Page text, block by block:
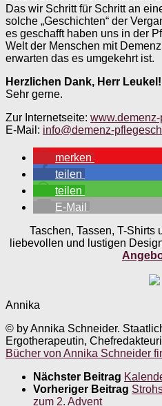
Das wir Schritt für Schritt an
solche „Geschichten“ der
es geschafft haben uns in der
Welt der Menschen mit
erwarten das es umgekehrt ist.
Herzlichen Dank, Herr
Sehr gerne.
Zur Internetseite:
E-Mail: info@demenz-
merken
teilen
teilen
E-Mail
Taschen, Tassen, T-Shirts
liebevollen und lustigen
Annika
© by Annika Schneider.
Ergotherapeutin,
Bücher von Annika Schneider
Nächster Beitrag
Vorheriger Beitrag
zum 2. Advent